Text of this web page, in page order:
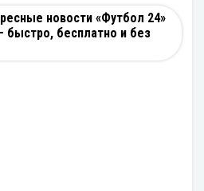
новости «Футбол 24»
быстро, бесплатно и без